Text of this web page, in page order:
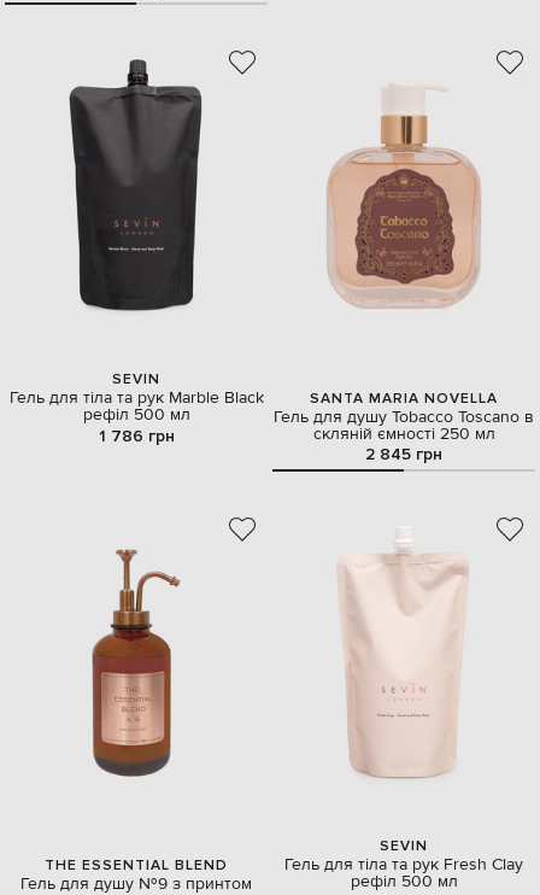
SEVIN
Гель для тіла та рук Marble Black
рефіл 500 мл
1 786 грн
SANTA MARIA NOVELLA
Гель для душу Tobacco Toscano в
скляній ємності 250 мл
2 845 грн
THE ESSENTIAL BLEND
Гель для душу №9 з принтом
SEVIN
Гель для тіла та рук Fresh Clay
рефіл 500 мл